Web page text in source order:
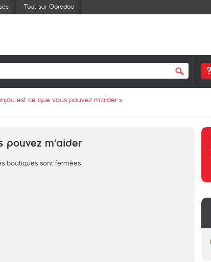
Tout sur Ooredoo
est ce que vous pouvez m'aider»
pouvez m'aider
boutiques sont fermées